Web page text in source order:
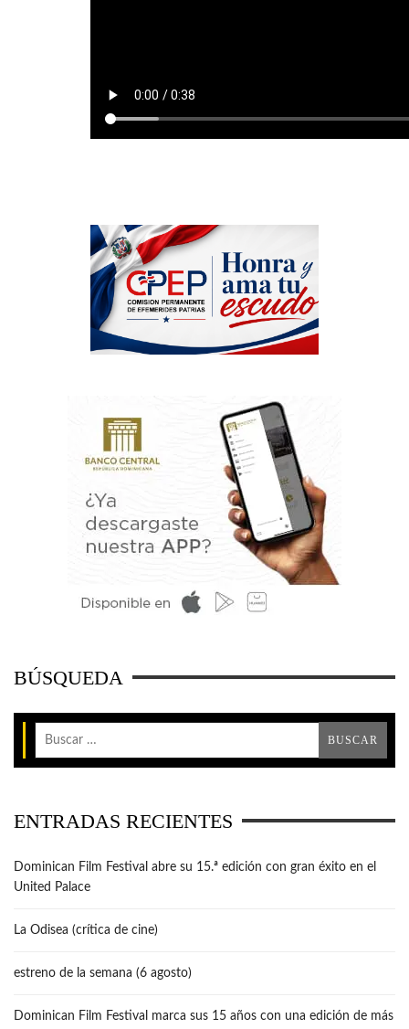
BÚSQUEDA
ENTRADAS RECIENTES
Dominican Film Festival abre su 15.ª edición con gran éxito en el
United Palace
La Odisea (crítica de cine)
estreno de la semana (6 agosto)
Dominican Film Festival marca sus 15 años con una edición de más